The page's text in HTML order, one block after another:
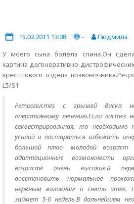
15.02.2011 13:08 -
Людмила
У моего сына болела спина.Он
картина дегенеративно-
крестцового отдела
L5/S1
Ретролистез с грыжей диска
оперативному лечению.Если листез
секвестрированная, то
усилий и постараться избежать
большой плюс- молодой возраст
адаптационные возможности
возрасте очень высокие.В
восстановить нормальное
нервным волокнам и снять отек.
займет 5-6 недель.В дальнейшем